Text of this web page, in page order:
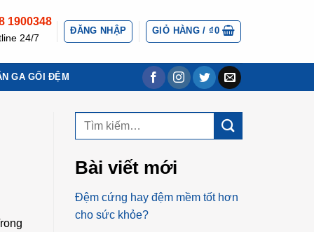
1900348
24/7
ĐĂNG NHẬP GIỎ HÀNG /₫0
GA GỐI ĐỆM
Bài viết mới
Đệm cứng hay đệm mềm tốt hơn
cho sức khỏe?